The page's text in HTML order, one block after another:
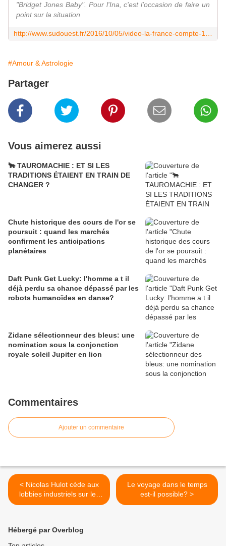
"Bridget Jones Baby". Pour l'Ina, c'est l'occasion de faire un
point sur la situation
#Amour & Astrologie
Partager
Vous aimerez aussi
🐂 TAUROMACHIE : ET SI LES
TRADITIONS ÉTAIENT EN TRAIN DE
CHANGER ?
Chute historique des cours de l'or se
poursuit : quand les marchés
confirment les anticipations
planétaires
Daft Punk Get Lucky: l'homme a t il
déjà perdu sa chance dépassé par les
robots humanoïdes en danse?
Zidane sélectionneur des bleus: une
nomination sous la conjonction
royale soleil Jupiter en lion
Commentaires
Ajouter un commentaire
< Nicolas Hulot cède aux
lobbies industriels sur les
perturbateurs endocriniens
Le voyage dans le temps
est-il possible? >
Hébergé par Overblog